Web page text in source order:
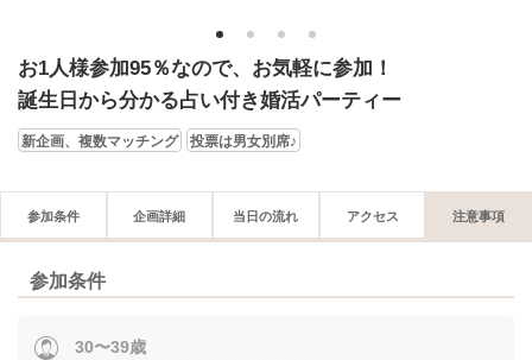
1 2 3 4
お1人様参加95％なので、お気軽に参加！
誕生日から分かる占い付き婚活パーティー
新企画、複数マッチング 投票は男女別席♪
参加条件 企画詳細 当日の流れ アクセス 注意事項
参加条件
30〜39歳